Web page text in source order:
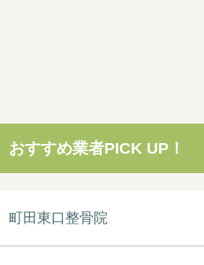
おすすめ業者PICK UP！
町田東口整骨院